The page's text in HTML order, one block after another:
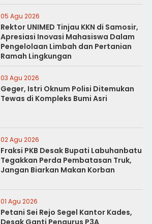
05 Agu 2026
Rektor UNIMED Tinjau KKN di Samosir,
Apresiasi Inovasi Mahasiswa Dalam
Pengelolaan Limbah dan Pertanian
Ramah Lingkungan
03 Agu 2026
Geger, Istri Oknum Polisi Ditemukan
Tewas di Kompleks Bumi Asri
02 Agu 2026
Fraksi PKB Desak Bupati Labuhanbatu
Tegakkan Perda Pembatasan Truk,
Jangan Biarkan Makan Korban
01 Agu 2026
Petani Sei Rejo Segel Kantor Kades,
Desak Ganti Pengurus P3A